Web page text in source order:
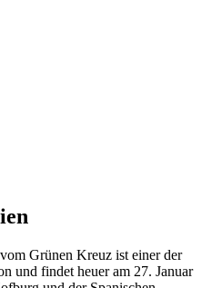
Grünen Kreuz ist einer der
und findet heuer am 27. Januar